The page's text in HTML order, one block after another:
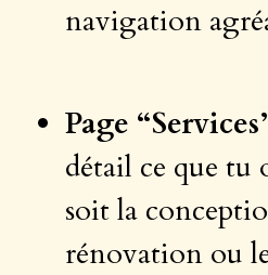
navigation
Page
détail ce que tu
soit la
rénovation ou